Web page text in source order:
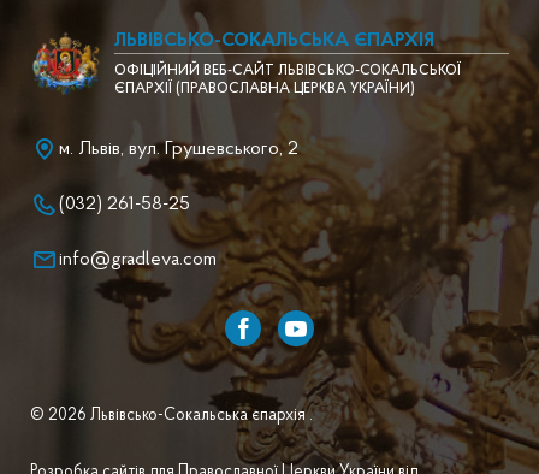
ЛЬВІВСЬКО-СОКАЛЬСЬКА ЄПАРХІЯ
ОФІЦІЙНИЙ ВЕБ-САЙТ ЛЬВІВСЬКО-СОКАЛЬСЬКОЇ
ЄПАРХІЇ (ПРАВОСЛАВНА ЦЕРКВА УКРАЇНИ)
м. Львів, вул. Грушевського, 2
(032) 261-58-25
info@gradleva.com
© 2026 Львівсько-Сокальська єпархія .